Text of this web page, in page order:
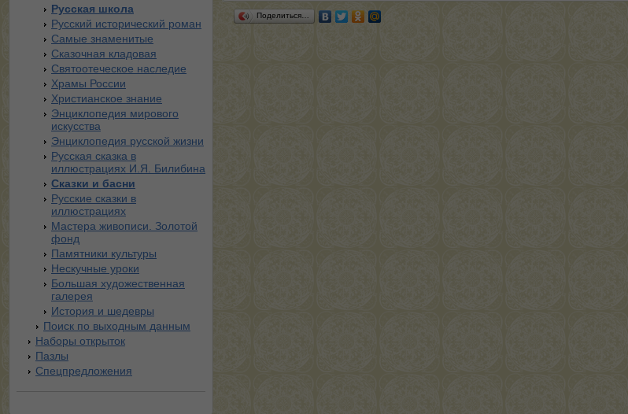
Русская школа
Русский исторический роман
Самые знаменитые
Сказочная кладовая
Святоотеческое наследие
Храмы России
Христианское знание
Энциклопедия мирового
искусства
Энциклопедия русской жизни
Русская сказка в
иллюстрациях И.Я. Билибина
Сказки и басни
Русские сказки в
иллюстрациях
Мастера живописи. Золотой
фонд
Памятники культуры
Нескучные уроки
Большая художественная
галерея
История и шедевры
Поиск по выходным данным
Наборы открыток
Пазлы
Спецпредложения
Поделиться…